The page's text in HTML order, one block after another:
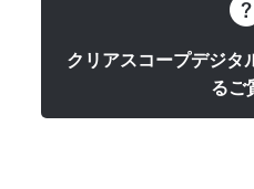
クリアスコープデジタ
るご